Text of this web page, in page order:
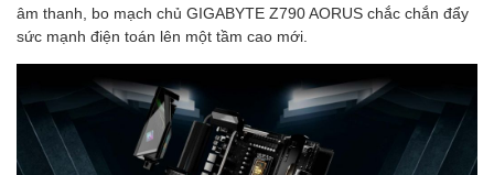
âm thanh, bo mạch chủ GIGABYTE Z790 AORUS chắc chắn đẩy
sức mạnh điện toán lên một tầm cao mới.